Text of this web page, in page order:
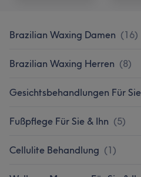
Brazilian Waxing Damen (16)
Brazilian Waxing Herren (8)
Gesichtsbehandlungen Für
Fußpflege Für Sie & Ihn (5)
Cellulite Behandlung (1)